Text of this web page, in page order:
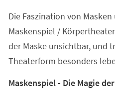
Die Faszination von
Maskenspiel /
der Maske unsichtbar, und
Theaterform besonders
Maskenspiel - Die Magie